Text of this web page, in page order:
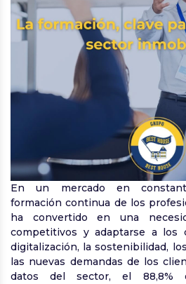
En un mercado en
formación continua de los
ha convertido en una
competitivos y adaptarse a los
digitalización, la sostenibilidad,
las nuevas demandas de los
datos del sector, el 88,8%